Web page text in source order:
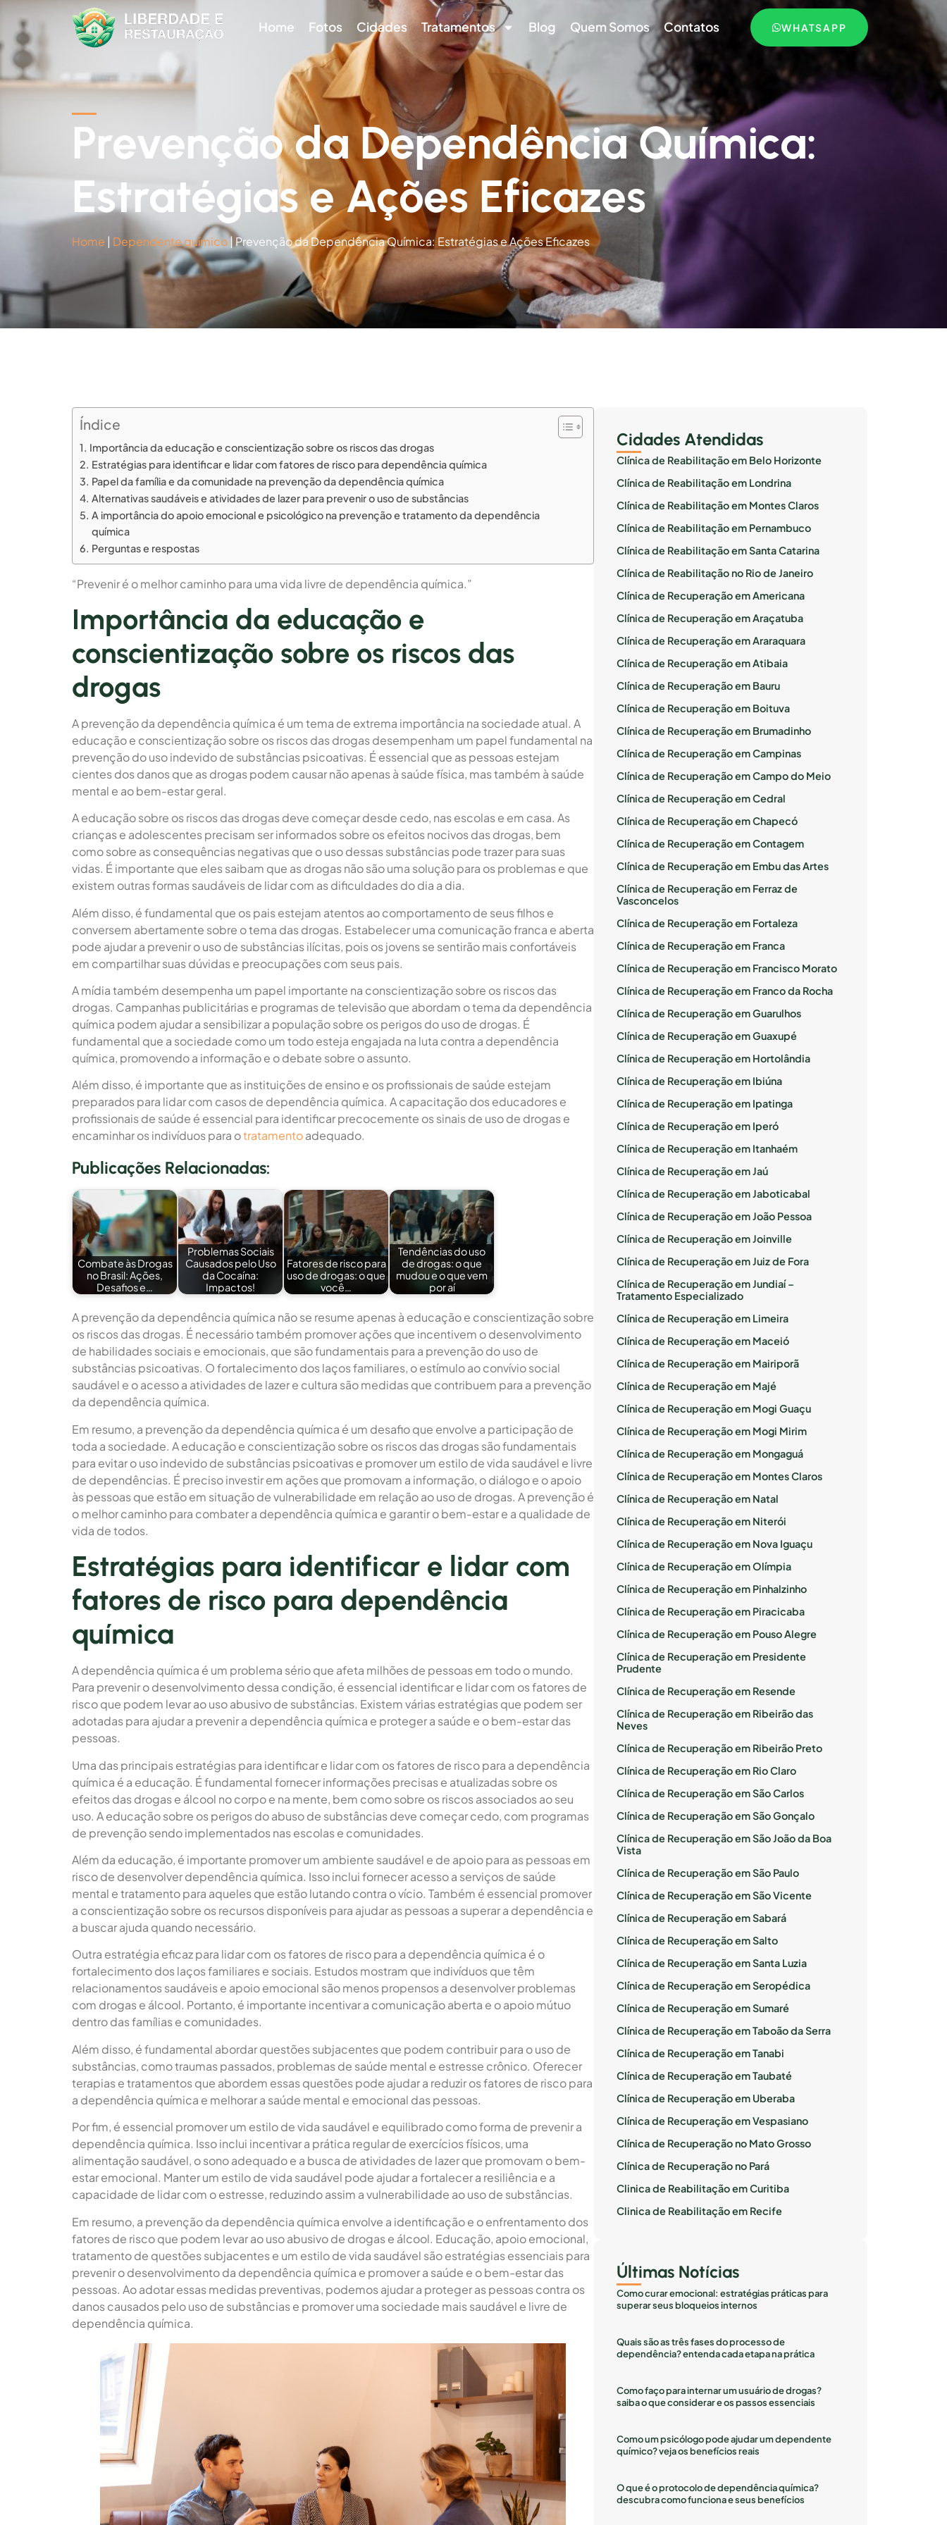
Home Fotos Cidades Tratamentos Blog Quem Somos Contatos WHATSAPP
Prevenção da Dependência Química:
Estratégias e Ações Eficazes
Home | Dependente químico|Prevenção da Dependência Química: Estratégias e Ações Eficazes
Índice
Importância da educação e conscientização sobre os riscos das drogas
Estratégias para identificar e lidar com fatores de risco para dependência química
Papel da família e da comunidade na prevenção da dependência química
Alternativas saudáveis e atividades de lazer para prevenir o uso de substâncias
A importância do apoio emocional e psicológico na prevenção e tratamento da dependência
química
Perguntas e respostas
“Prevenir é o melhor caminho para uma vida livre de dependência química.”
Importância da educação e
conscientização sobre os riscos das
drogas
A prevenção da dependência química é um tema de extrema importância na sociedade atual. A
educação e conscientização sobre os riscos das drogas desempenham um papel fundamental na
prevenção do uso indevido de substâncias psicoativas. É essencial que as pessoas estejam
cientes dos danos que as drogas podem causar não apenas à saúde física, mas também à saúde
mental e ao bem-estar geral.
A educação sobre os riscos das drogas deve começar desde cedo, nas escolas e em casa. As
crianças e adolescentes precisam ser informados sobre os efeitos nocivos das drogas, bem
como sobre as consequências negativas que o uso dessas substâncias pode trazer para suas
vidas. É importante que eles saibam que as drogas não são uma solução para os problemas e que
existem outras formas saudáveis de lidar com as dificuldades do dia a dia.
Além disso, é fundamental que os pais estejam atentos ao comportamento de seus filhos e
conversem abertamente sobre o tema das drogas. Estabelecer uma comunicação franca e aberta
pode ajudar a prevenir o uso de substâncias ilícitas, pois os jovens se sentirão mais confortáveis
em compartilhar suas dúvidas e preocupações com seus pais.
A mídia também desempenha um papel importante na conscientização sobre os riscos das
drogas. Campanhas publicitárias e programas de televisão que abordam o tema da dependência
química podem ajudar a sensibilizar a população sobre os perigos do uso de drogas. É
fundamental que a sociedade como um todo esteja engajada na luta contra a dependência
química, promovendo a informação e o debate sobre o assunto.
Além disso, é importante que as instituições de ensino e os profissionais de saúde estejam
preparados para lidar com casos de dependência química. A capacitação dos educadores e
profissionais de saúde é essencial para identificar precocemente os sinais de uso de drogas e
encaminhar os indivíduos para otratamentoadequado.
Publicações Relacionadas:
Combate às Drogas
no Brasil: Ações,
Desafios e…
Problemas Sociais
Causados pelo Uso
da Cocaína:
Impactos!
Fatores de risco para
uso de drogas: o que
você…
Tendências do uso
de drogas: o que
mudou e o que vem
por aí
A prevenção da dependência química não se resume apenas à educação e conscientização sobre
os riscos das drogas. É necessário também promover ações que incentivem o desenvolvimento
de habilidades sociais e emocionais, que são fundamentais para a prevenção do uso de
substâncias psicoativas. O fortalecimento dos laços familiares, o estímulo ao convívio social
saudável e o acesso a atividades de lazer e cultura são medidas que contribuem para a prevenção
da dependência química.
Em resumo, a prevenção da dependência química é um desafio que envolve a participação de
toda a sociedade. A educação e conscientização sobre os riscos das drogas são fundamentais
para evitar o uso indevido de substâncias psicoativas e promover um estilo de vida saudável e livre
de dependências. É preciso investir em ações que promovam a informação, o diálogo e o apoio
às pessoas que estão em situação de vulnerabilidade em relação ao uso de drogas. A prevenção é
o melhor caminho para combater a dependência química e garantir o bem-estar e a qualidade de
vida de todos.
Estratégias para identificar e lidar com
fatores de risco para dependência
química
A dependência química é um problema sério que afeta milhões de pessoas em todo o mundo.
Para prevenir o desenvolvimento dessa condição, é essencial identificar e lidar com os fatores de
risco que podem levar ao uso abusivo de substâncias. Existem várias estratégias que podem ser
adotadas para ajudar a prevenir a dependência química e proteger a saúde e o bem-estar das
pessoas.
Uma das principais estratégias para identificar e lidar com os fatores de risco para a dependência
química é a educação. É fundamental fornecer informações precisas e atualizadas sobre os
efeitos das drogas e álcool no corpo e na mente, bem como sobre os riscos associados ao seu
uso. A educação sobre os perigos do abuso de substâncias deve começar cedo, com programas
de prevenção sendo implementados nas escolas e comunidades.
Além da educação, é importante promover um ambiente saudável e de apoio para as pessoas em
risco de desenvolver dependência química. Isso inclui fornecer acesso a serviços de saúde
mental e tratamento para aqueles que estão lutando contra o vício. Também é essencial promover
a conscientização sobre os recursos disponíveis para ajudar as pessoas a superar a dependência e
a buscar ajuda quando necessário.
Outra estratégia eficaz para lidar com os fatores de risco para a dependência química é o
fortalecimento dos laços familiares e sociais. Estudos mostram que indivíduos que têm
relacionamentos saudáveis e apoio emocional são menos propensos a desenvolver problemas
com drogas e álcool. Portanto, é importante incentivar a comunicação aberta e o apoio mútuo
dentro das famílias e comunidades.
Além disso, é fundamental abordar questões subjacentes que podem contribuir para o uso de
substâncias, como traumas passados, problemas de saúde mental e estresse crônico. Oferecer
terapias e tratamentos que abordem essas questões pode ajudar a reduzir os fatores de risco para
a dependência química e melhorar a saúde mental e emocional das pessoas.
Por fim, é essencial promover um estilo de vida saudável e equilibrado como forma de prevenir a
dependência química. Isso inclui incentivar a prática regular de exercícios físicos, uma
alimentação saudável, o sono adequado e a busca de atividades de lazer que promovam o bem-
estar emocional. Manter um estilo de vida saudável pode ajudar a fortalecer a resiliência e a
capacidade de lidar com o estresse, reduzindo assim a vulnerabilidade ao uso de substâncias.
Em resumo, a prevenção da dependência química envolve a identificação e o enfrentamento dos
fatores de risco que podem levar ao uso abusivo de drogas e álcool. Educação, apoio emocional,
tratamento de questões subjacentes e um estilo de vida saudável são estratégias essenciais para
prevenir o desenvolvimento da dependência química e promover a saúde e o bem-estar das
pessoas. Ao adotar essas medidas preventivas, podemos ajudar a proteger as pessoas contra os
danos causados pelo uso de substâncias e promover uma sociedade mais saudável e livre de
dependência química.
Cidades Atendidas
Clínica de Reabilitação em Belo Horizonte
Clínica de Reabilitação em Londrina
Clínica de Reabilitação em Montes Claros
Clínica de Reabilitação em Pernambuco
Clínica de Reabilitação em Santa Catarina
Clínica de Reabilitação no Rio de Janeiro
Clínica de Recuperação em Americana
Clínica de Recuperação em Araçatuba
Clínica de Recuperação em Araraquara
Clínica de Recuperação em Atibaia
Clínica de Recuperação em Bauru
Clínica de Recuperação em Boituva
Clínica de Recuperação em Brumadinho
Clínica de Recuperação em Campinas
Clínica de Recuperação em Campo do Meio
Clínica de Recuperação em Cedral
Clínica de Recuperação em Chapecó
Clínica de Recuperação em Contagem
Clínica de Recuperação em Embu das Artes
Clínica de Recuperação em Ferraz de
Vasconcelos
Clínica de Recuperação em Fortaleza
Clínica de Recuperação em Franca
Clínica de Recuperação em Francisco Morato
Clínica de Recuperação em Franco da Rocha
Clínica de Recuperação em Guarulhos
Clínica de Recuperação em Guaxupé
Clínica de Recuperação em Hortolândia
Clínica de Recuperação em Ibiúna
Clínica de Recuperação em Ipatinga
Clínica de Recuperação em Iperó
Clínica de Recuperação em Itanhaém
Clínica de Recuperação em Jaú
Clínica de Recuperação em Jaboticabal
Clínica de Recuperação em João Pessoa
Clínica de Recuperação em Joinville
Clínica de Recuperação em Juiz de Fora
Clínica de Recuperação em Jundiaí –
Tratamento Especializado
Clínica de Recuperação em Limeira
Clínica de Recuperação em Maceió
Clínica de Recuperação em Mairiporã
Clínica de Recuperação em Majé
Clínica de Recuperação em Mogi Guaçu
Clínica de Recuperação em Mogi Mirim
Clínica de Recuperação em Mongaguá
Clínica de Recuperação em Montes Claros
Clínica de Recuperação em Natal
Clínica de Recuperação em Niterói
Clínica de Recuperação em Nova Iguaçu
Clínica de Recuperação em Olímpia
Clínica de Recuperação em Pinhalzinho
Clínica de Recuperação em Piracicaba
Clínica de Recuperação em Pouso Alegre
Clínica de Recuperação em Presidente
Prudente
Clínica de Recuperação em Resende
Clínica de Recuperação em Ribeirão das
Neves
Clínica de Recuperação em Ribeirão Preto
Clínica de Recuperação em Rio Claro
Clínica de Recuperação em São Carlos
Clínica de Recuperação em São Gonçalo
Clínica de Recuperação em São João da Boa
Vista
Clínica de Recuperação em São Paulo
Clínica de Recuperação em São Vicente
Clínica de Recuperação em Sabará
Clínica de Recuperação em Salto
Clínica de Recuperação em Santa Luzia
Clínica de Recuperação em Seropédica
Clínica de Recuperação em Sumaré
Clínica de Recuperação em Taboão da Serra
Clínica de Recuperação em Tanabi
Clínica de Recuperação em Taubaté
Clínica de Recuperação em Uberaba
Clínica de Recuperação em Vespasiano
Clínica de Recuperação no Mato Grosso
Clínica de Recuperação no Pará
Clinica de Reabilitação em Curitiba
Clinica de Reabilitação em Recife
Últimas Notícias
Como curar emocional: estratégias práticas para
superar seus bloqueios internos
Quais são as três fases do processo de
dependência? entenda cada etapa na prática
Como faço para internar um usuário de drogas?
saiba o que considerar e os passos essenciais
Como um psicólogo pode ajudar um dependente
químico? veja os benefícios reais
O que é o protocolo de dependência química?
descubra como funciona e seus benefícios